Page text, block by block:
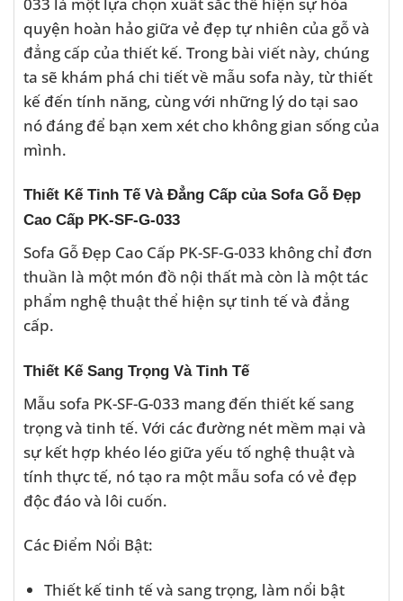
quyện hoàn hảo giữa vẻ đẹp tự nhiên của gỗ và
đẳng cấp của thiết kế. Trong bài viết này, chúng
ta sẽ khám phá chi tiết về mẫu sofa này, từ thiết
kế đến tính năng, cùng với những lý do tại sao
nó đáng để bạn xem xét cho không gian sống của
mình.
Thiết Kế Tinh Tế Và Đẳng Cấp của Sofa Gỗ Đẹp
Cao Cấp PK-SF-G-033
Sofa Gỗ Đẹp Cao Cấp PK-SF-G-033 không chỉ đơn
thuần là một món đồ nội thất mà còn là một tác
phẩm nghệ thuật thể hiện sự tinh tế và đẳng
cấp.
Thiết Kế Sang Trọng Và Tinh Tế
Mẫu sofa PK-SF-G-033 mang đến thiết kế sang
trọng và tinh tế. Với các đường nét mềm mại và
sự kết hợp khéo léo giữa yếu tố nghệ thuật và
tính thực tế, nó tạo ra một mẫu sofa có vẻ đẹp
độc đáo và lôi cuốn.
Các Điểm Nổi Bật:
Thiết kế tinh tế và sang trọng, làm nổi bật